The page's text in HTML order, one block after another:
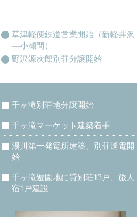
草津軽便鉄道営業開始（新軽井沢
―小瀬間）
野沢源次郎別荘分譲開始
千ヶ滝別荘地分譲開始
千ヶ滝マーケット建築着手
湯川第一発電所建築、別荘送電開
始
千ヶ滝遊園地に貸別荘13戸、旅人
宿1戸建設